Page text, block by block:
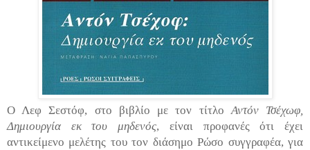
Ο Λεφ Σεστόφ, στο βιβλίο με τον τίτλο Αντόν Τσέχωφ,
Δημιουργία εκ του μηδενός, είναι προφανές ότι έχει
αντικείμενο μελέτης του τον διάσημο Ρώσο συγγραφέα, για